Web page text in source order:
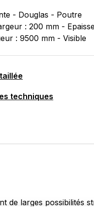
- Douglas - Poutre
: 200 mm -
: 9500 mm - Visible
techniques
de larges possibilités